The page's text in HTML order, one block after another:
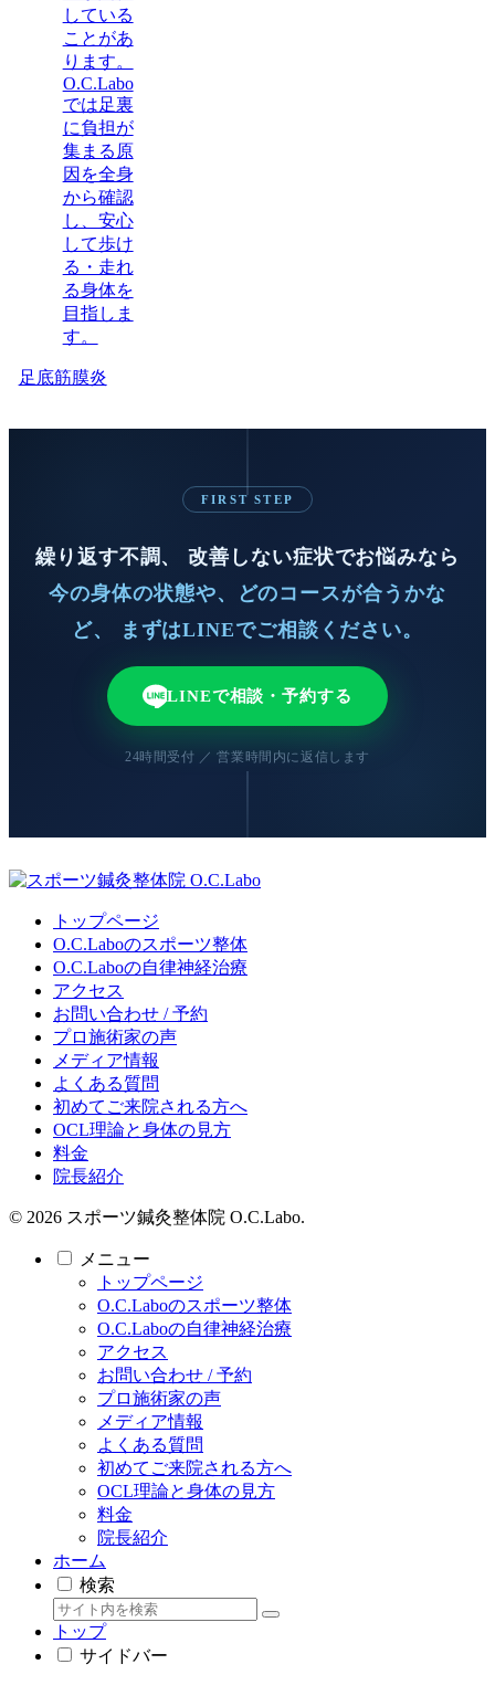
足底筋膜炎
FIRST STEP
繰り返す不調、 改善しない症状でお悩みなら
今の身体の状態や、どのコースが合うかな
ど、 まずはLINEでご相談ください。
LINEで相談・予約する
24時間受付 ／ 営業時間内に返信します
トップページ
O.C.Laboのスポーツ整体
O.C.Laboの自律神経治療
アクセス
お問い合わせ / 予約
プロ施術家の声
メディア情報
よくある質問
初めてご来院される方へ
OCL理論と身体の見方
料金
院長紹介
© 2026 スポーツ鍼灸整体院 O.C.Labo.
メニュー
トップページ
O.C.Laboのスポーツ整体
O.C.Laboの自律神経治療
アクセス
お問い合わせ / 予約
プロ施術家の声
メディア情報
よくある質問
初めてご来院される方へ
OCL理論と身体の見方
料金
院長紹介
ホーム
検索
トップ
サイドバー